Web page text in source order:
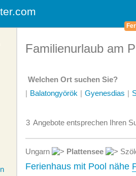
Familienurlaub am
Welchen Ort suchen Sie?
| Balatongyörök | Gyenesdias |
3 Angebote entsprechen Ihren
Ungarn Plattensee
Ferienhaus mit Pool nähe